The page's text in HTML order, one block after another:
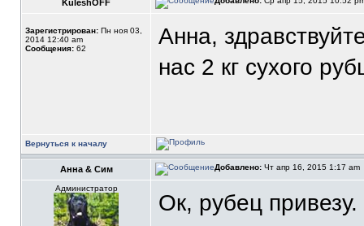
KuleshOFF
Зарегистрирован: Пн ноя 03,
2014 12:40 am
Сообщения: 62
Анна,
нас 2 кг сухого
Вернуться к началу
Анна & Сим Добавлено: Чт апр 16, 2015 1:17 am
Администратор
Ок, рубец привезу.